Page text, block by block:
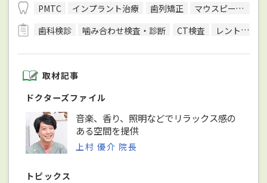
PMTC
インプラント治療 歯列矯正
マウスピース型装置を用いた矯正
歯科検診
噛み合わせ検査・診断 CT検査 レントゲン検査
取材記事
ドクターズファイル
音楽、香り、照明などでリラックス感の
ある空間を提供
上村 優介 院長
トピックス